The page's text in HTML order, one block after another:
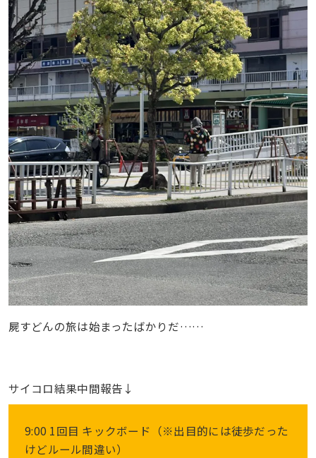
屍すどんの旅は始まったばかりだ……
サイコロ結果中間報告↓
9:00 1回目 キックボード（※出目的には徒歩だった
けどルール間違い）